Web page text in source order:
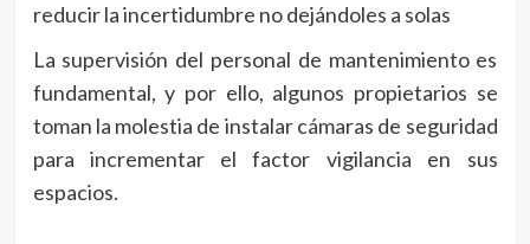
reducir la incertidumbre no dejándoles a solas
La supervisión del personal de mantenimiento es
fundamental, y por ello, algunos propietarios se
toman la molestia de instalar cámaras de seguridad
para incrementar el factor vigilancia en sus
espacios.